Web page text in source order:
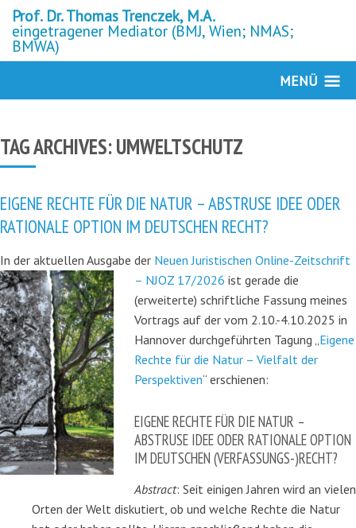
Prof. Dr. Thomas Trenczek, M.A.
eingetragener Mediator (BMJ, Wien; NMAS;
BMWA)
MENÜ
TAG ARCHIVES:UMWELTSCHUTZ
EIGENE RECHTE FÜR DIE NATUR – ABSTRUSE IDEE ODER
RATIONALE OPTION IM DEUTSCHEN RECHT?
In der aktuellen Ausgabe der Neuen Juristischen Online-Zeitschrift
– NJOZ 17/2026 ist gerade die
(erweiterte) schriftliche Fassung meines
Vortrags auf der vom 2.10.-4.10.2025 in
Hannover durchgeführten Tagung „Eigene
Rechte für die Natur – Vielfalt der
Perspektiven“ erschienen:
EIGENE RECHTE FÜR DIE NATUR –
ABSTRUSE IDEE ODER RATIONALE OPTION
IM DEUTSCHEN (VERFASSUNGS-)RECHT?
Abstract: Seit einigen Jahren wird an vielen
Orten der Welt diskutiert, ob und welche Rechte die Natur